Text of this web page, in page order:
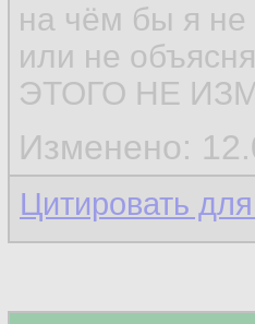
на чём бы я
или не
ЭТОГО НЕ
Изменено:
Цитировать